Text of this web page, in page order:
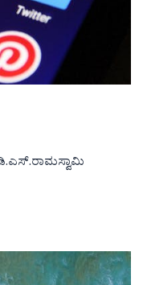
ಡಿ.ಎಸ್.ರಾಮಸ್ವಾಮಿ